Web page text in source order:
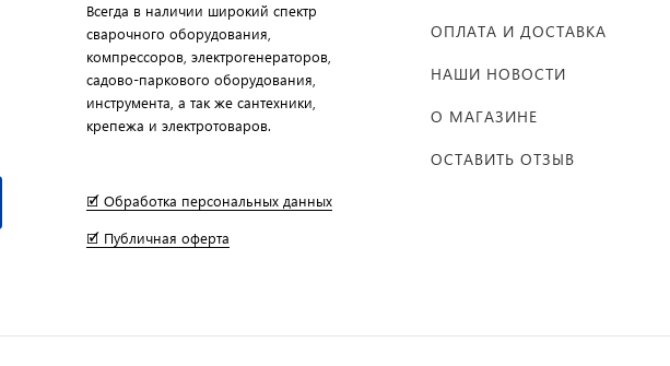
Всегда в наличии широкий спектр
сварочного оборудования,
компрессоров, электрогенераторов,
садово-паркового оборудования,
инструмента, а так же сантехники,
крепежа и электротоваров.
🗹 Обработка персональных данных
🗹 Публичная оферта
ОПЛАТА И ДОСТАВКА
НАШИ НОВОСТИ
О МАГАЗИНЕ
ОСТАВИТЬ ОТЗЫВ